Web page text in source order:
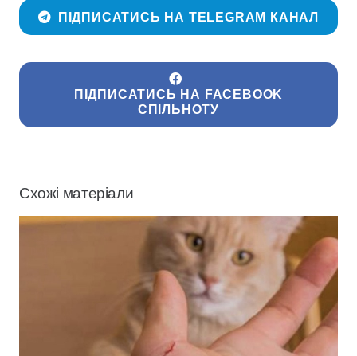
ПІДПИСАТИСЬ НА TELEGRAM КАНАЛ
ПІДПИСАТИСЬ НА FACEBOOK
СПІЛЬНОТУ
Схожі матеріали